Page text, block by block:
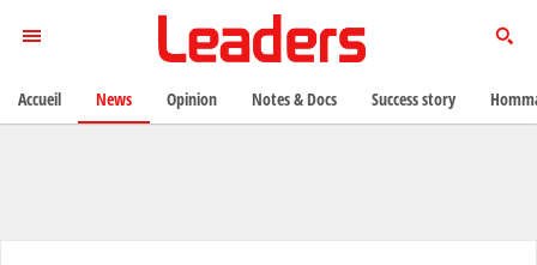
Accueil News Opinion Notes & Docs Success story